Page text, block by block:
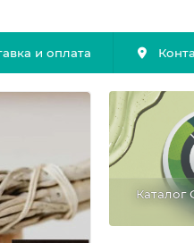
и оплата
Каталог